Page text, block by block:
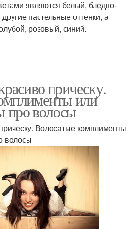
являются белый, бледно-
пастельные оттенки, а
розовый, синий.
прическу.
или
про волосы
Волосатые комплименты
волосы